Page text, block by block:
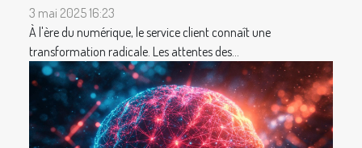
3 mai 2025 16:23
À l'ère du numérique, le service client connaît une
transformation radicale. Les attentes des...